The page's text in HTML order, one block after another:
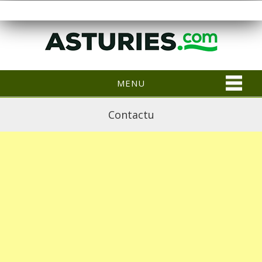
MENU
Contactu